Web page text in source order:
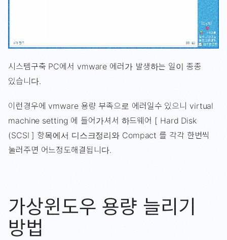
시스템구축 PC에서 vmware 에러가 발생하는 일이 종종
있습니다.
이런경우에 vmware 용량 부족으로 에러일수 있으니 virtual
machine setting 에 들어가셔서 하드웨어 [ Hard Disk
(SCSI ] 항목에서 디스크정리와 Compact 를 각각 한번씩
눌러주면 어느정도해결됩니다.
가상윈도우 용량 늘리기
방법